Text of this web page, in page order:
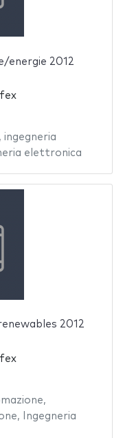
energie 2012
, ingegneria
elettronica
2012
,
,
Ingegneria